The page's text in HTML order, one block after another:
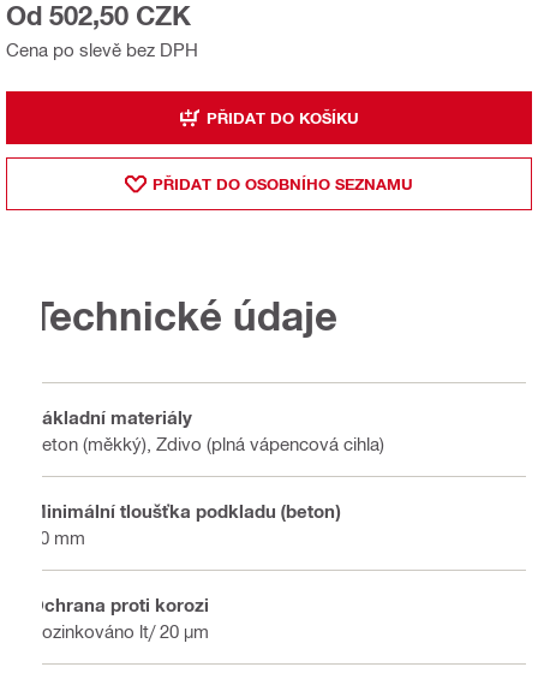
Cena po slevě bez DPH
Od 502,50 CZK
PŘIDAT DO KOŠÍKU
PŘIDAT DO OSOBNÍHO SEZNAMU
Technické údaje
Základní materiály
Beton (měkký), Zdivo (plná vápencová cihla)
Minimální tloušťka podkladu (beton)
80 mm
Ochrana proti korozi
Pozinkováno lt/ 20 µm